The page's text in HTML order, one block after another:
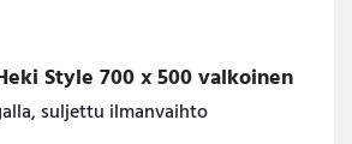
Style 700 x 500 valkoinen
suljettu ilmanvaihto